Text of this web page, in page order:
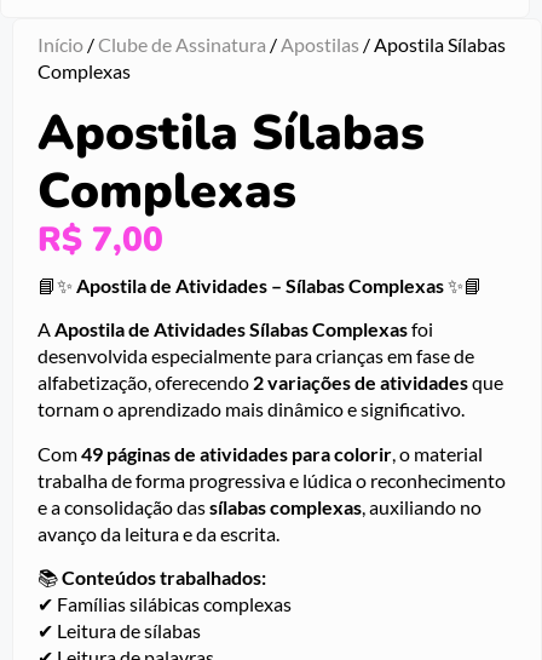
Início /Clube de Assinatura /Apostilas / Apostila Sílabas
Complexas
Apostila Sílabas
Complexas
R$ 7,00
📘✨ Apostila de Atividades – Sílabas Complexas✨📘
AApostila de Atividades Sílabas Complexasfoi
desenvolvida especialmente para crianças em fase de
alfabetização, oferecendo 2 variações de atividadesque
tornam o aprendizado mais dinâmico e significativo.
Com49 páginas de atividades para colorir , o material
trabalha de forma progressiva e lúdica o reconhecimento
e a consolidação dassílabas complexas , auxiliando no
avanço da leitura e da escrita.
📚Conteúdos trabalhados:
✔ Famílias silábicas complexas
✔ Leitura de sílabas